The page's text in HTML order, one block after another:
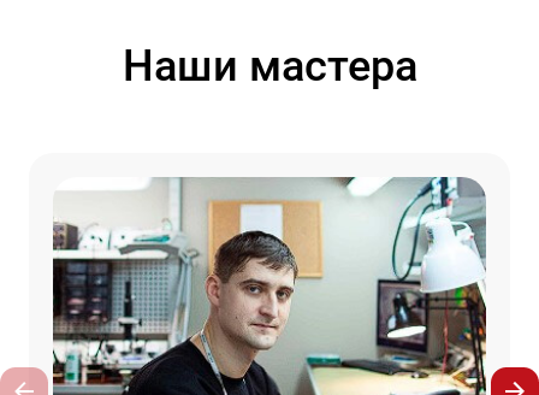
Наши мастера